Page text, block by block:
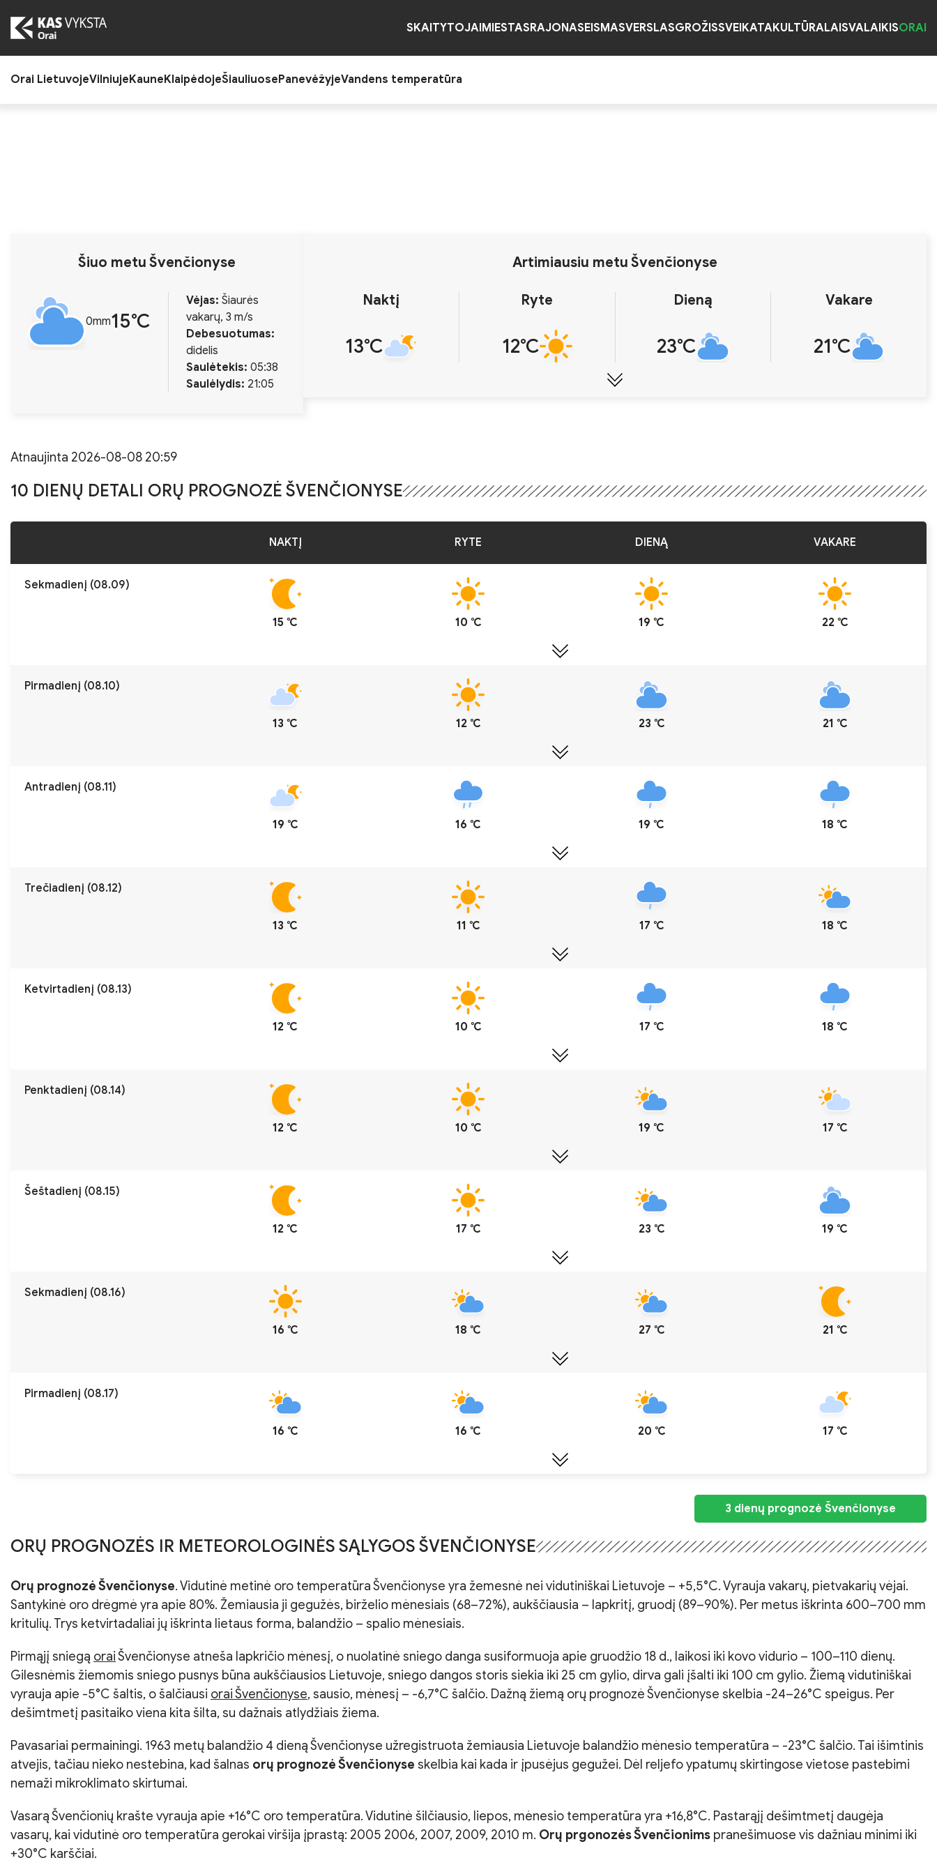
to
the
SKAITYTOJAIMIESTASRAJONASEISMASVERSLASGROŽISSVEIKATAKULTŪRALAISVALAIKISORAI
Orai LietuvojeVilniujeKauneKlaipėdojeŠiauliuosePanevėžyjeVandens temperatūra
Šiuo metu Švenčionyse
0mm15℃
Vėjas: Šiaurės
vakarų, 3 m/s
Debesuotumas:
didelis
Saulėtekis: 05:38
Saulėlydis: 21:05
Artimiausiu metu Švenčionyse
Naktį
13℃
Ryte
12℃
Dieną
23℃
Vakare
21℃
Atnaujinta 2026-08-08 20:59
10 DIENŲ DETALI ORŲ PROGNOZĖ ŠVENČIONYSE
NAKTĮ RYTE DIENĄ VAKARE
Sekmadienį (08.09)
15 ℃ 10 ℃ 19 ℃ 22 ℃
Pirmadienį (08.10)
13 ℃ 12 ℃ 23 ℃ 21 ℃
Antradienį (08.11)
19 ℃ 16 ℃ 19 ℃ 18 ℃
Trečiadienį (08.12)
13 ℃ 11 ℃ 17 ℃ 18 ℃
Ketvirtadienį (08.13)
12 ℃ 10 ℃ 17 ℃ 18 ℃
Penktadienį (08.14)
12 ℃ 10 ℃ 19 ℃ 17 ℃
Šeštadienį (08.15)
12 ℃ 17 ℃ 23 ℃ 19 ℃
Sekmadienį (08.16)
16 ℃ 18 ℃ 27 ℃ 21 ℃
Pirmadienį (08.17)
16 ℃ 16 ℃ 20 ℃ 17 ℃
3 dienų prognozė Švenčionyse
ORŲ PROGNOZĖS IR METEOROLOGINĖS SĄLYGOS ŠVENČIONYSE
Orų prognozė Švenčionyse. Vidutinė metinė oro temperatūra Švenčionyse yra žemesnė nei vidutiniškai Lietuvoje – +5,5°C. Vyrauja vakarų, pietvakarių vėjai.
Santykinė oro drėgmė yra apie 80%. Žemiausia ji gegužės, birželio mėnesiais (68–72%), aukščiausia – lapkritį, gruodį (89–90%). Per metus iškrinta 600–700 mm
kritulių. Trys ketvirtadaliai jų iškrinta lietaus forma, balandžio – spalio mėnesiais.
Pirmąjį sniegą oraiŠvenčionyse atneša lapkričio mėnesį, o nuolatinė sniego danga susiformuoja apie gruodžio 18 d., laikosi iki kovo vidurio – 100–110 dienų.
Gilesnėmis žiemomis sniego pusnys būna aukščiausios Lietuvoje, sniego dangos storis siekia iki 25 cm gylio, dirva gali įšalti iki 100 cm gylio. Žiemą vidutiniškai
vyrauja apie -5°C šaltis, o šalčiausi orai Švenčionyse, sausio, mėnesį – -6,7°C šalčio. Dažną žiemą orų prognozė Švenčionyse skelbia -24–26°C speigus. Per
dešimtmetį pasitaiko viena kita šilta, su dažnais atlydžiais žiema.
Pavasariai permainingi. 1963 metų balandžio 4 dieną Švenčionyse užregistruota žemiausia Lietuvoje balandžio mėnesio temperatūra – -23°C šalčio. Tai išimtinis
atvejis, tačiau nieko nestebina, kad šalnas orų prognozė Švenčionyse skelbia kai kada ir įpusėjus gegužei. Dėl reljefo ypatumų skirtingose vietose pastebimi
nemaži mikroklimato skirtumai.
Vasarą Švenčionių krašte vyrauja apie +16°C oro temperatūra. Vidutinė šilčiausio, liepos, mėnesio temperatūra yra +16,8°C. Pastarąjį dešimtmetį daugėja
vasarų, kai vidutinė oro temperatūra gerokai viršija įprastą: 2005 2006, 2007, 2009, 2010 m. Orų prgonozės Švenčionims pranešimuose vis dažniau minimi iki
+30°C karščiai.